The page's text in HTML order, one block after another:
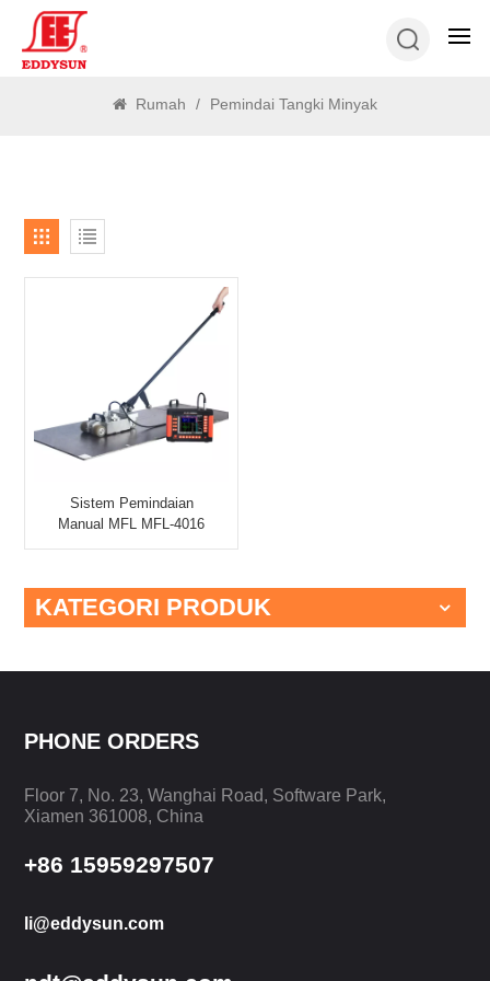
Rumah / Pemindai Tangki Minyak
Sistem Pemindaian
Manual MFL MFL-4016
KATEGORI PRODUK
PHONE ORDERS
Floor 7, No. 23, Wanghai Road, Software Park,
Xiamen 361008, China
+86 15959297507
li@eddysun.com